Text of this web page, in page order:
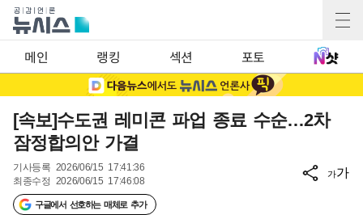
메인 랭킹 섹션 포토
[속보]수도권 레미콘 파업 종료 수순…2차
잠정합의안 가결
기사등록 2026/06/15 17:41:36
최종수정 2026/06/15 17:46:08
구글에서 선호하는 매체로 추가
가가